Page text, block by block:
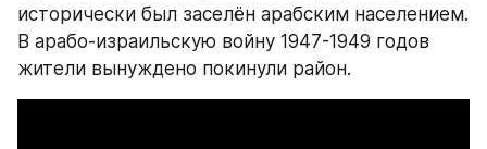
исторически был заселён арабским населением.
В арабо-израильскую войну 1947-1949 годов
жители вынуждено покинули район.